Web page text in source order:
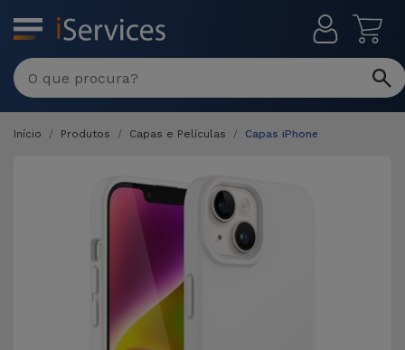
MENU
Início Produtos Capas e Películas Capas iPhone